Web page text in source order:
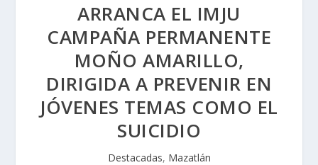
ARRANCA EL IMJU
CAMPAÑA PERMANENTE
MOÑO AMARILLO,
DIRIGIDA A PREVENIR EN
JÓVENES TEMAS COMO EL
SUICIDIO
Destacadas, Mazatlán